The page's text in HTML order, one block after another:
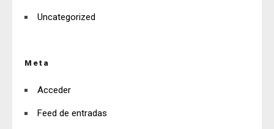
Uncategorized
Meta
Acceder
Feed de entradas